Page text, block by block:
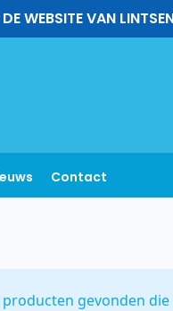
WEBSITE VAN
Contact
producten gevonden